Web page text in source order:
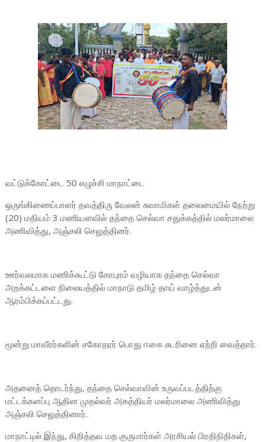
வட்டுக்கோட்டை 50 எழுச்சி மாநாட்டை
ஒருங்கிணைப்பாளர் தவத்திரு வேலன் சுவாமிகள் தலைமையில் நேற்று
(20) மதியம் 3 மணியளவில் தந்தை செல்வா சதுக்கத்தில் மலர்மாலை
அணிவித்து, அஞ்சலி செலுத்தினர்.
ஊர்வலமாக மணிக்கூட்டு கோபுரம் வழியாக தந்தை செல்வா
அறக்கட்டளை நிலையத்தில் மாநாடு தமிழ் தாய் வாழ்த்துடன்
ஆரம்பிக்கப்பட்டது.
மூன்று மாவீரர்களின் சகோதரர் பொது ஈகை சுடரினை ஏற்றி வைத்தார்.
அதனைத் தொடர்ந்து, தந்தை செல்வாவின் உருவப்படத்திற்கு
மட்டக்களப்பு ஆதின முதல்வர் அகத்தியர் மலர்மாலை அணிவித்து
அஞ்சலி செலுத்தினார்.
மாநாட்டில் இந்து, கிறித்தவ மத குருமார்கள் அரசியல் பிரதிநிதிகள்,